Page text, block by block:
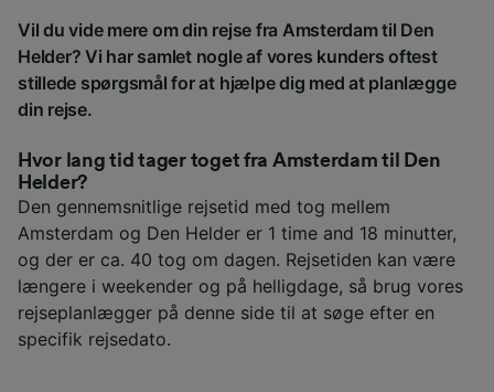
Vil du vide mere om din rejse fra Amsterdam til Den
Helder? Vi har samlet nogle af vores kunders oftest
stillede spørgsmål for at hjælpe dig med at planlægge
din rejse.
Hvor lang tid tager toget fra Amsterdam til Den
Helder?
Den gennemsnitlige rejsetid med tog mellem
Amsterdam og Den Helder er 1 time and 18 minutter,
og der er ca. 40 tog om dagen. Rejsetiden kan være
længere i weekender og på helligdage, så brug vores
rejseplanlægger på denne side til at søge efter en
specifik rejsedato.